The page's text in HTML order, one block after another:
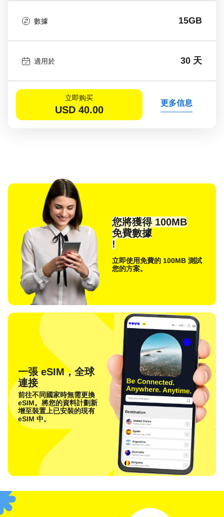
數據 15GB
適用於 30 天
立即购买
USD 40.00
更多信息
您將獲得 100MB
免費數據
!
立即使用免費的 100MB 測試
您的方案。
一張 eSIM，全球
連接
前往不同國家時無需更換
eSIM。將您的資料計劃新
增至裝置上已安裝的現有
eSIM 中。